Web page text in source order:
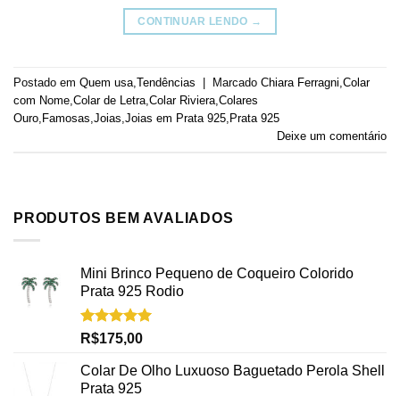
CONTINUAR LENDO →
Postado em Quem usa Tendências | Marcado Chiara Ferragni Colar
com Nome Colar de Letra Colar Riviera Colares
Ouro Famosas Joias Joias em Prata 925 Prata 925
Deixe um comentário
PRODUTOS BEM AVALIADOS
Mini Brinco Pequeno de Coqueiro Colorido
Prata 925 Rodio
Avaliação
R$175,00
Colar De Olho Luxuoso Baguetado Perola Shell
Prata 925